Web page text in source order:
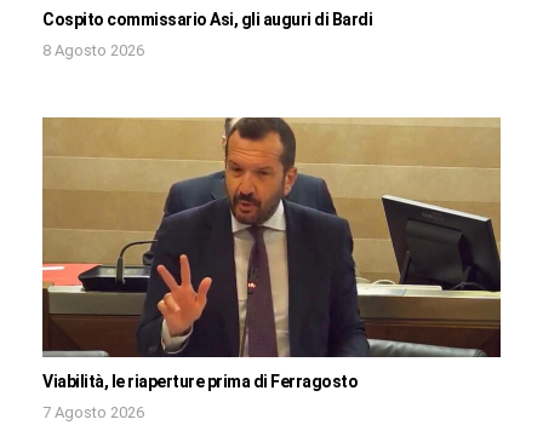
Cospito commissario Asi, gli auguri di Bardi
8 Agosto 2026
Viabilità, le riaperture prima di Ferragosto
7 Agosto 2026